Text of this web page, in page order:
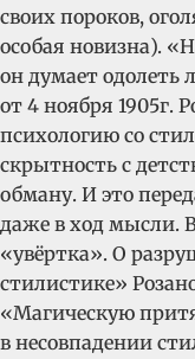
своих пороков,
особая новизна).
он думает одолеть
от 4 ноября 1905г.
психологию со
скрытность с
обману. И это
даже в ход мысли.
«увёртка». О
стилистике»
«Магическую
в несовпадении